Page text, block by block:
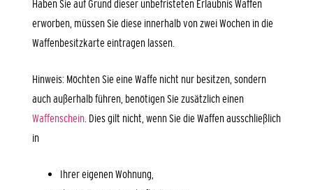
Haben Sie auf Grund dieser unbefristeten Erlaubnis Waffen
erworben, müssen Sie diese innerhalb von zwei Wochen in die
Waffenbesitzkarte eintragen lassen.
Hinweis: Möchten Sie eine Waffe nicht nur besitzen, sondern
auch außerhalb führen, benötigen Sie zusätzlich einen
Waffenschein . Dies gilt nicht, wenn Sie die Waffen ausschließlich
in
Ihrer eigenen Wohnung,